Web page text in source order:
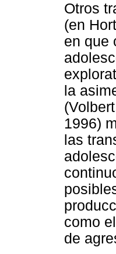
Otros
(en
en que
la
1996)
las
como
de